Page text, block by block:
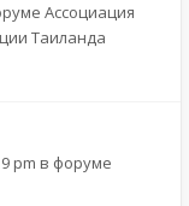
Ассоциация
Таиланда
pm в форуме